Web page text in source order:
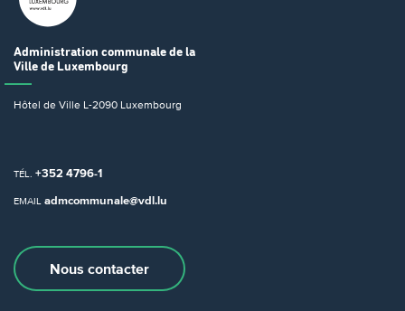
Administration communale de la
Ville de Luxembourg
Hôtel de Ville L-2090 Luxembourg
TÉL. +352 4796-1
EMAIL admcommunale@vdl.lu
Nous contacter